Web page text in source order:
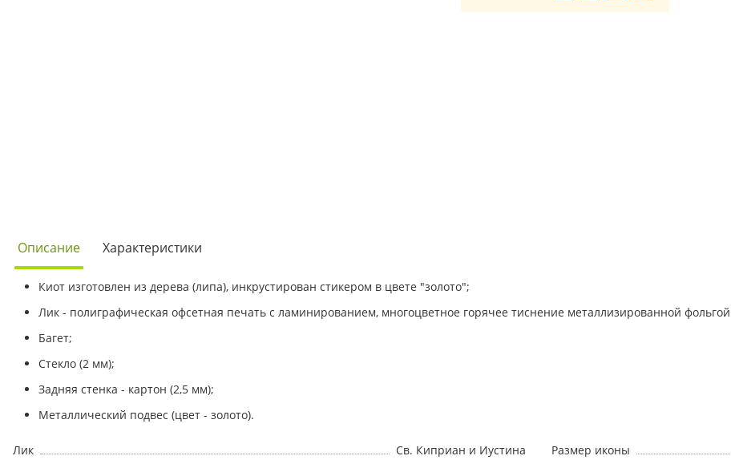
Описание Характеристики
Киот изготовлен из дерева (липа), инкрустирован стикером в цвете "золото";
Лик - полиграфическая офсетная печать с ламинированием, многоцветное горячее тиснение металлизированной
Багет;
Стекло (2 мм);
Задняя стенка - картон (2,5 мм);
Металлический подвес (цвет - золото).
Лик Св. Киприан и Иустина Размер иконы